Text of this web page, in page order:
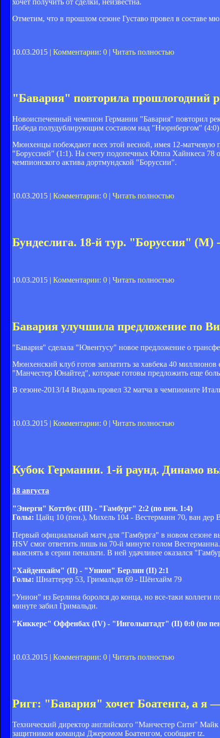
Отметим, что в прошлом сезоне Густаво провел в составе
10.03.2015 | Комментарии: 0 | Читать полностью
"Бавария" повторила прошлогодний
Новоиспеченный чемпион Германии "Бавария" повторил
Победа полудублирующим составом над "Нюрнбергом" (4:0)
Мюнхенцы побеждают всех этой весной, имея 12-матчевую
"Боруссией" (1:1). На счету подопечных Юппа Хайнкеса 78
чемпионского актива дортмундской "Боруссии".
10.03.2015 | Комментарии: 0 | Читать полностью
Бундеслига. 18-й тур. "Боруссия"
10.03.2015 | Комментарии: 0 | Читать полностью
Бавария улучшила предложение по
"Бавария" сделала "Ювентусу" новое предложение о
Мюнхенский клуб готов заплатить за хавбека 40
"Манчестер Юнайтед", которые готовы предложить еще
В сезоне-2013/14 Видаль провел 32 матча в чемпионате
10.03.2015 | Комментарии: 0 | Читать полностью
Кубок Германии. 1-й раунд. Динамо
18 августа
"Энерги" Коттбус (III) - "Гамбург" 2:2 (по пен. 1:4)
Голы: Цайц 10 (пен.), Михель 104 - Вестерманн 70, ван дер
Первый официальный матч для "Гамбурга" в новом сезоне
HSV смог ответить лишь на 70-й минуте голом
выяснять в серии пенальти. В ней удачливее оказался
"Хайденхайм" (II) - "Унион" Берлин (II) 2:1
Голы: Шнаттерер 53, Гримальди 69 - Шёнхайм 79
"Унион" из Берлина боролся до конца, но все-таки
минуте забил Гримальди.
"Киккерс" Оффенбах (IV) - "Ингольштадт" (II) 0:0 (по
10.03.2015 | Комментарии: 0 | Читать полностью
Ригг: "Бавария" хочет Боатенга, а
Технический директор английского "Манчестер Сити" Майк
защитником команды Джеромом Боатенгом, сообщает tz.